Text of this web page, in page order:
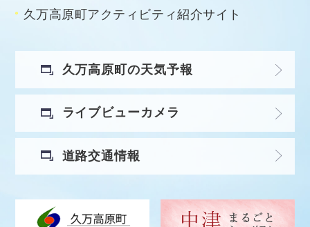
久万高原町アクティビティ紹介サイト
久万高原町の天気予報
ライブビューカメラ
道路交通情報